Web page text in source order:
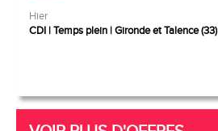
Hier
CDI Temps plein Gironde et Talence (33)